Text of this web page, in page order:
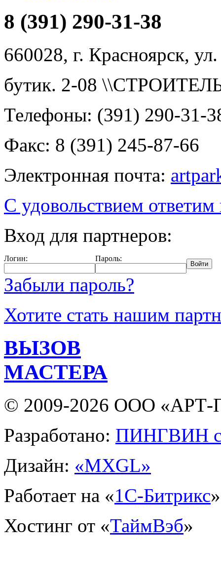
8 (391) 290-31-38
660028, г. Красноярск,
бутик. 2-08
Телефоны: (391) 290-31-
Факс: 8 (391) 245-87-66
Электронная почта:
С удовольствием
Вход для партнеров:
Логин: Пароль:
Забыли пароль?
Хотите стать нашим
ВЫЗОВ
МАСТЕРА
© 2009-2026 ООО «АРТ-
Разработано: ПИНГВИН
Дизайн: «MXGL»
Работает на «1С-Битрикс»
Хостинг от «ТаймВэб»